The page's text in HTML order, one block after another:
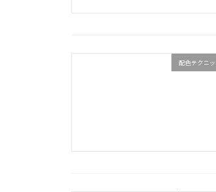
配色テクニッ